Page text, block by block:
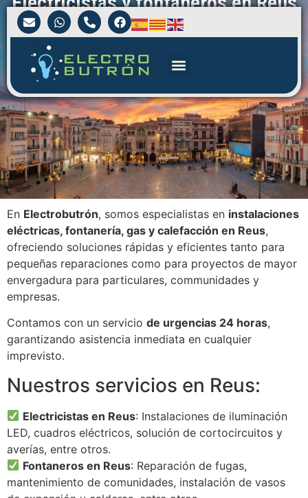
En Electrobutrón, somos especialistas en instalaciones
eléctricas, fontanería, gas y calefacción en Reus,
ofreciendo soluciones rápidas y eficientes tanto para
pequeñas reparaciones como para proyectos de mayor
envergadura para particulares, communidades y
empresas.
Contamos con un servicio de urgencias 24 horas,
garantizando asistencia inmediata en cualquier
imprevisto.
Nuestros servicios en Reus:
Electricistas en Reus: Instalaciones de iluminación
LED, cuadros eléctricos, solución de cortocircuitos y
averías, entre otros.
Fontaneros en Reus: Reparación de fugas,
mantenimiento de comunidades, instalación de vasos